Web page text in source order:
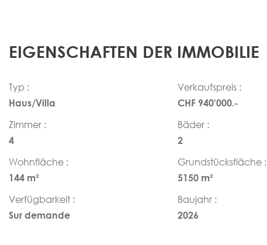
EIGENSCHAFTEN DER IMMOBILIE
Typ :
Haus/Villa
Verkaufspreis :
CHF 940'000.-
Zimmer :
4
Bäder :
2
Wohnfläche :
144 m²
Grundstücksfläche :
5150 m²
Verfügbarkeit :
Sur demande
Baujahr :
2026